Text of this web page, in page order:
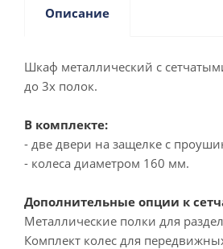
Описание
Шкаф металлический с
до 3х полок.
В комплекте:
- две двери на защелке с
- колеса диаметром 160 мм.
Дополнительные опции к
Металлические полки для
Комплект колес для